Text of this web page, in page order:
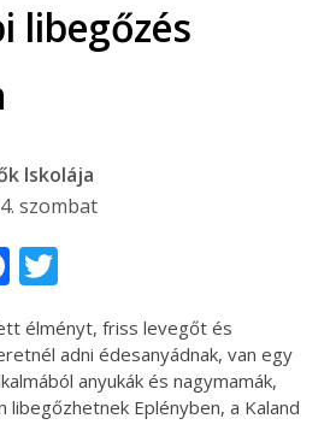
libegőzés
Iskolája
szombat
Facebook
élményt, friss levegőt és
adni édesanyádnak, van egy
anyukák és nagymamák,
libegőzhetnek Eplényben, a Kaland